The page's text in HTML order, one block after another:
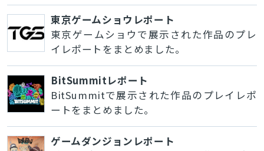
東京ゲームショウレポート
東京ゲームショウで展示された作品のプレ
イレポートをまとめました。
BitSummitレポート
BitSummitで展示された作品のプレイレポ
ートをまとめました。
ゲームダンジョンレポート